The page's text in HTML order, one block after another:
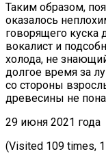
Таким образом,
оказалось
говорящего куска
вокалист и
холода, не
долгое время за
со стороны
древесины не
29 июня 2021 года
(Visited 109 times,